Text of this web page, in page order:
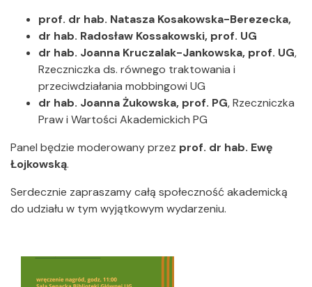
prof. dr hab. Natasza Kosakowska-Berezecka,
dr hab. Radosław Kossakowski, prof. UG
dr hab. Joanna Kruczalak-Jankowska, prof. UG,
Rzeczniczka ds. równego traktowania i
przeciwdziałania mobbingowi UG
dr hab. Joanna Żukowska, prof. PG, Rzeczniczka
Praw i Wartości Akademickich PG
Panel będzie moderowany przez prof. dr hab. Ewę
Łojkowską.
Serdecznie zapraszamy całą społeczność akademicką
do udziału w tym wyjątkowym wydarzeniu.